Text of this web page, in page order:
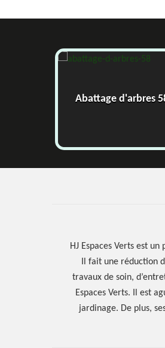
Abattage d'arbres
HJ Espaces Verts est
Il fait une réduction
travaux de soin,
Espaces Verts. Il est
jardinage. De plus,